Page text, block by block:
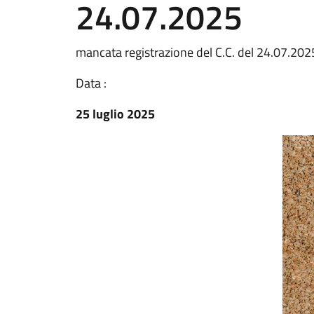
24.07.2025
mancata registrazione del C.C. del
Data :
25 luglio 2025